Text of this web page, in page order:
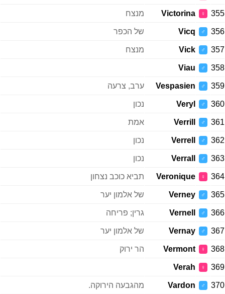
355
♀
Victorina מנצח
356
♂
Vicq של הכפר
357
♂
Vick מנצח
358
♂
Viau
359
♂
Vespasien ערב, צרעה
360
♂
Veryl נכון
361
♂
Verrill אמת
362
♂
Verrell נכון
363
♂
Verrall נכון
364
♀
Veronique תביא כוכב נצחון
365
♂
Verney של אלמון יער
366
♂
Vernell גרין; פריחה
367
♂
Vernay של אלמון יער
368
♀
Vermont הר ירוק
369
♀
Verah
370
♂
Vardon מהגבעה הירוקה.